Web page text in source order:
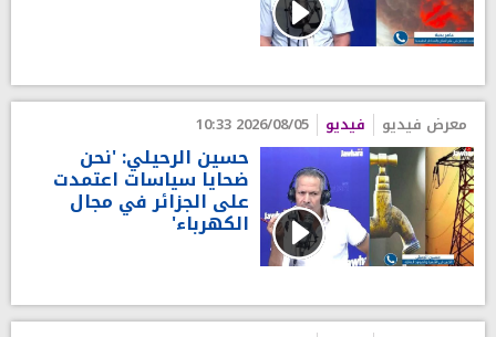
معرض فيديو فيديو 2026/08/05 10:33
حسين الرحيلي: 'نحن
ضحايا سياسات اعتمدت
على الجزائر في مجال
الكهرباء'